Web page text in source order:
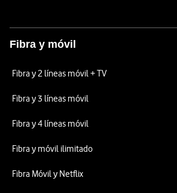
Fibra y móvil
Fibra y 2 líneas móvil + TV
Fibra y 3 líneas móvil
Fibra y 4 líneas móvil
Fibra y móvil ilimitado
Fibra Móvil y Netflix